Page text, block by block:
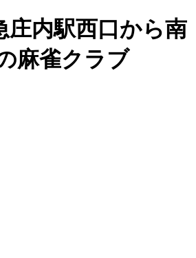
庄内駅西口から南
麻雀クラブ